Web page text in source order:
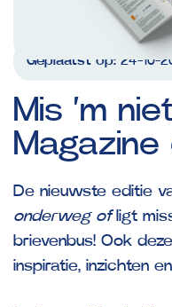
Geplaatst op: 24-10-
Mis ‘m
Magazine
De nieuwste editie
onderweg of ligt
brievenbus! Ook
inspiratie, inzichten